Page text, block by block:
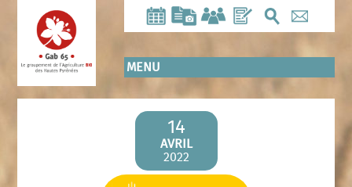
contenu
principal
MENU
14
AVRIL
2022